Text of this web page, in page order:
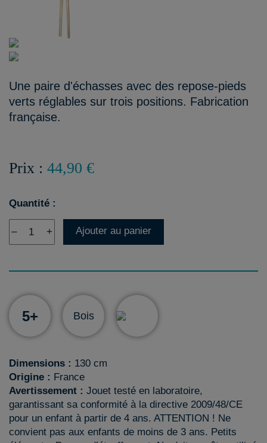
Une paire d'échasses avec des repose-pieds
verts réglables sur trois positions. Fabrication
française.
Prix : 44,90 €
Quantité :
– + Ajouter au panier
5+ Bois
Dimensions : 130 cm
Origine : France
Avertissement : Jouet testé en laboratoire,
garantissant sa conformité à la directive 2009/48/CE
pour un enfant à partir de 4 ans. ATTENTION ! Ne
convient pas aux enfants de moins de 3 ans. Petits